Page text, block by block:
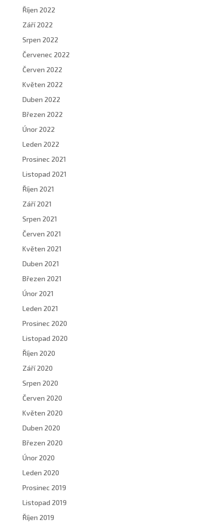
Říjen 2022
Září 2022
Srpen 2022
Červenec 2022
Červen 2022
Květen 2022
Duben 2022
Březen 2022
Únor 2022
Leden 2022
Prosinec 2021
Listopad 2021
Říjen 2021
Září 2021
Srpen 2021
Červen 2021
Květen 2021
Duben 2021
Březen 2021
Únor 2021
Leden 2021
Prosinec 2020
Listopad 2020
Říjen 2020
Září 2020
Srpen 2020
Červen 2020
Květen 2020
Duben 2020
Březen 2020
Únor 2020
Leden 2020
Prosinec 2019
Listopad 2019
Říjen 2019